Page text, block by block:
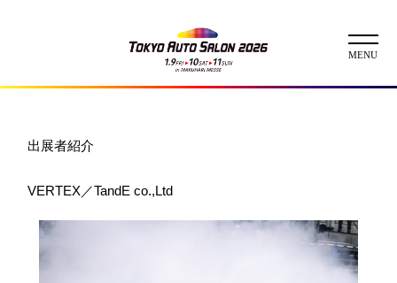
イベント
出展者紹介
VERTEX／TandE co.,Ltd